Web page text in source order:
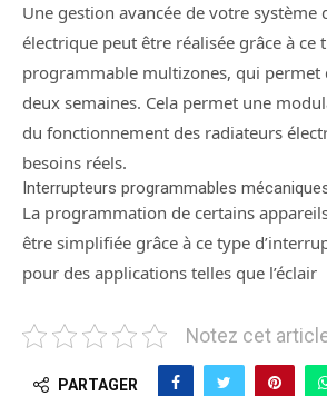
Une gestion avancée de votre système
électrique peut être réalisée grâce à ce
programmable multizones, qui permet
deux semaines. Cela permet une
du fonctionnement des radiateurs
besoins réels.
Interrupteurs programmables
La programmation de certains
être simplifiée grâce à ce type
pour des applications telles que l’éclair
Notez cet
PARTAGER